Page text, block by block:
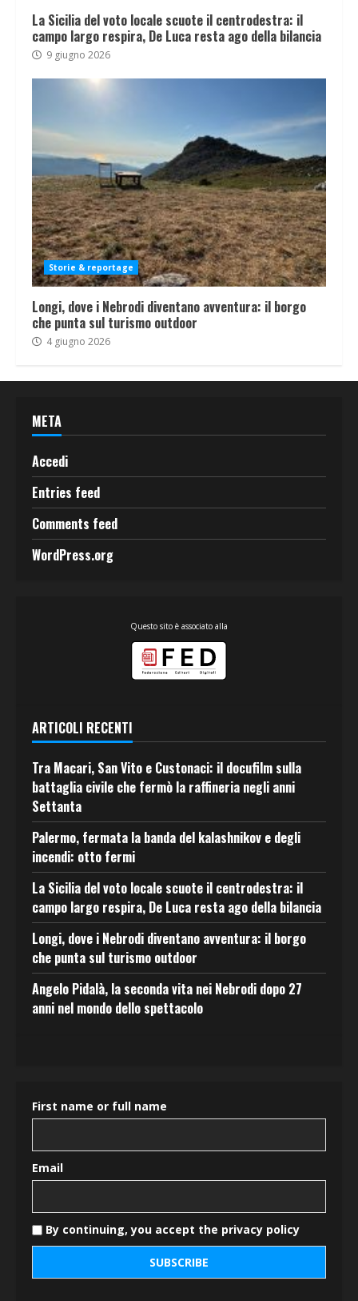
La Sicilia del voto locale scuote il centrodestra: il
campo largo respira, De Luca resta ago della bilancia
9 giugno 2026
Storie & reportage
Longi, dove i Nebrodi diventano avventura: il borgo
che punta sul turismo outdoor
4 giugno 2026
META
Accedi
Entries feed
Comments feed
WordPress.org
Questo sito è associato alla
ARTICOLI RECENTI
Tra Macari, San Vito e Custonaci: il docufilm sulla
battaglia civile che fermò la raffineria negli anni
Settanta
Palermo, fermata la banda del kalashnikov e degli
incendi: otto fermi
La Sicilia del voto locale scuote il centrodestra: il
campo largo respira, De Luca resta ago della bilancia
Longi, dove i Nebrodi diventano avventura: il borgo
che punta sul turismo outdoor
Angelo Pidalà, la seconda vita nei Nebrodi dopo 27
anni nel mondo dello spettacolo
First name or full name
Email
By continuing, you accept the privacy policy